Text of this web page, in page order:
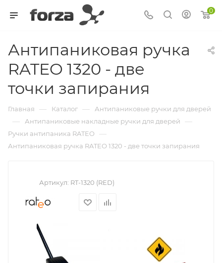
0
Антипаниковая ручка
RATEO 1320 - две
точки запирания
Главная — Каталог — Антипаниковые ручки для дверей
— Антипаниковые накладные ручки для дверей —
Ручки антипаника RATEO —
Антипаниковая ручка RATEO 1320 - две точки запирания
Артикул: RT-1320 (RED)